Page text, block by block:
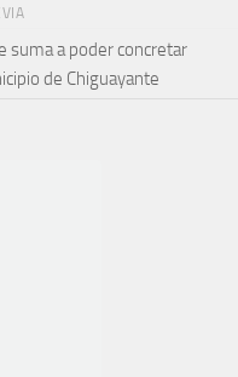
suma a poder concretar
de Chiguayante